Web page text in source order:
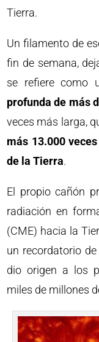
Tierra.
Un filamento de
fin de semana,
se refiere como
profunda de más
veces más larga,
más 13.000
de la Tierra.
El propio cañón
radiación en
(CME) hacia la
un recordatorio
dio origen a los
miles de millones